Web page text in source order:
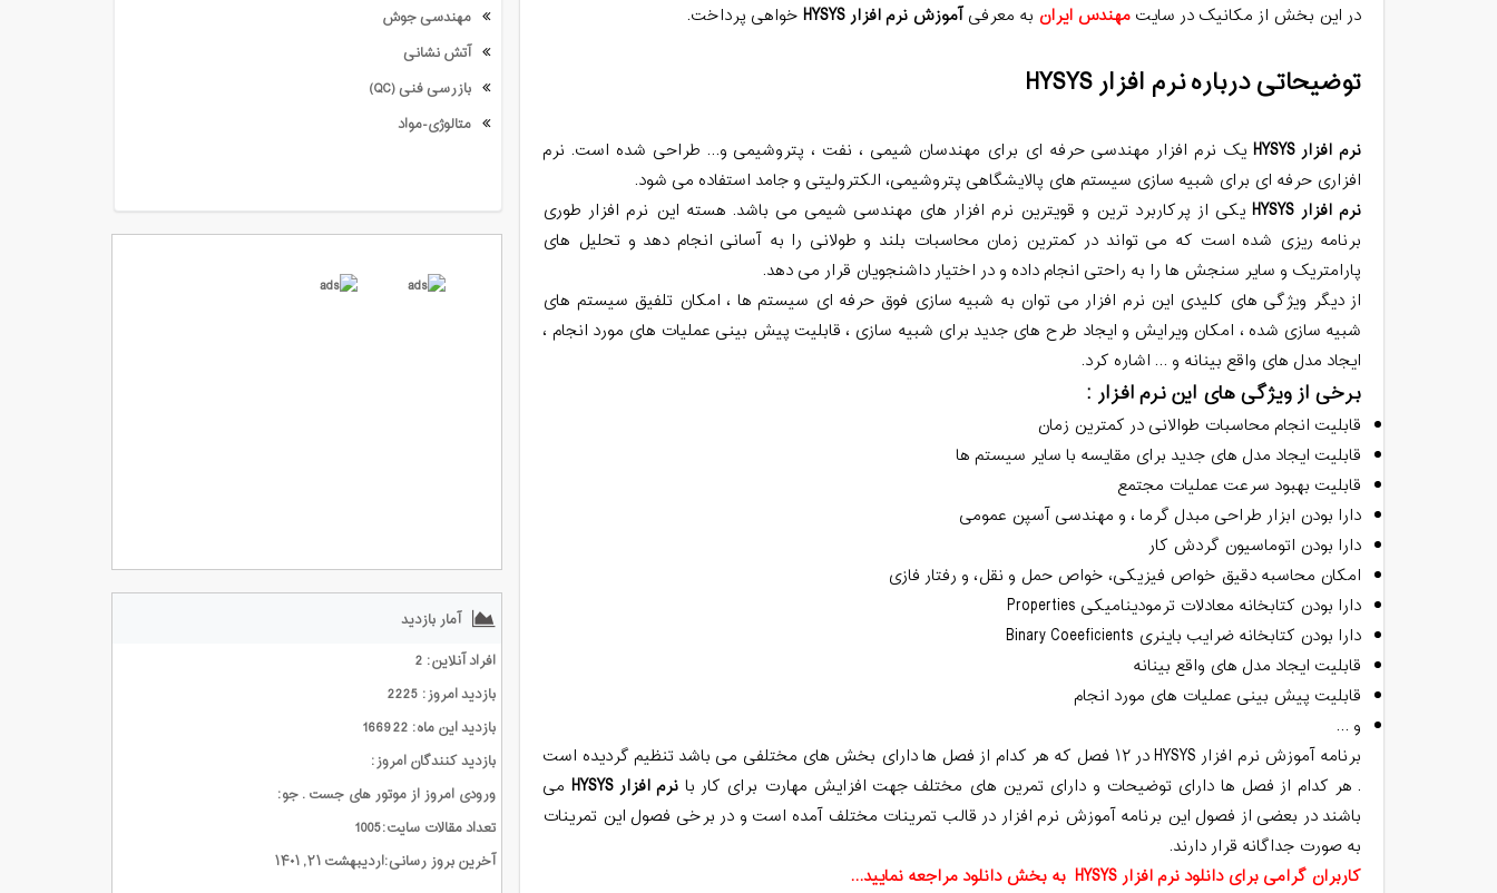
در این بخش از مکانیک در سایتمهندس ایران به معرفیآموزش نرم افزار HYSYS خواهی پرداخت.
توضیحاتی درباره نرم افزار HYSYS
نرم افزار HYSYS
یک نرم افزار مهندسی حرفه ای برای مهندسان شیمی ، نفت ، پتروشیمی و… طراحی شده است. نرم
افزاری حرفه ای برای شبیه سازی سیستم های پالایشگاهی پتروشیمی، الکترولیتی و جامد استفاده می شود.
نرم افزار HYSYS
یکی از پرکاربرد ترین و قویترین نرم افزار های مهندسی شیمی می باشد. هسته این نرم افزار طوری
برنامه ریزی شده است که می تواند در کمترین زمان محاسبات بلند و طولانی را به آسانی انجام دهد و تحلیل های
پارامتریک و سایر سنجش ها را به راحتی انجام داده و در اختیار داشنجویان قرار می دهد.
از دیگر ویژگی های کلیدی این نرم افزار می توان به شبیه سازی فوق حرفه ای سیستم ها ، امکان تلفیق سیستم های
شبیه سازی شده ، امکان ویرایش و ایجاد طرح های جدید برای شبیه سازی ، قابلیت پیش بینی عملیات های مورد انجام ،
ایجاد مدل های واقع بینانه و … اشاره کرد.
‏برخی از ویژگی های این نرم افزار :
قابلیت انجام محاسبات طوالانی در کمترین زمان
‏قابلیت ایجاد مدل های جدید برای مقایسه با سایر سیستم ها
‏قابلیت بهبود سرعت عملیات مجتمع
‏دارا بودن ابزار طراحی مبدل گرما ، و مهندسی آسپن عمومی
‏دارا بودن اتوماسیون گردش کار
‏امکان محاسبه دقیق خواص فیزیکی، خواص حمل و نقل، و رفتار فازی
‏دارا بودن کتابخانه معادلات ترمودینامیکی Properties
‏دارا بودن کتابخانه ضرایب باینری Binary Coeeficients
‏قابلیت ایجاد مدل های واقع بینانه
‏قابلیت پیش بینی عملیات های مورد انجام
‏و …
برنامه آموزش نرم افزار HYSYS در ۱۲ فصل که هر کدام از فصل ها دارای بخش های مختلفی می باشد تنظیم گردیده است
. هر کدام از فصل ها دارای توضیحات و دارای تمرین های مختلف جهت افزایش مهارت برای کار با نرم افزار HYSYS
می
باشند در بعضی از فصول این برنامه آموزش نرم افزار در قالب تمرینات مختلف آمده است و در برخی فصول این تمرینات
به صورت جداگانه قرار دارند.
کاربران گرامی برای دانلود نرم ‌افزارHYSYS به بخش دانلود مراجعه نمایید…
مهندسی جوش
آتش نشانی
بازرسی فنی (QC)
متالوژی-مواد
آمار بازدید
افراد آنلاین: 2
بازدید امروز: 2225
بازدید این ماه: 166922
بازدید کنندگان امروز:
ورودی امروز از موتور های جست . جو:
تعداد مقالات سایت:1005
آخرین بروز رسانی:اردیبهشت ۲۱, ۱۴۰۱